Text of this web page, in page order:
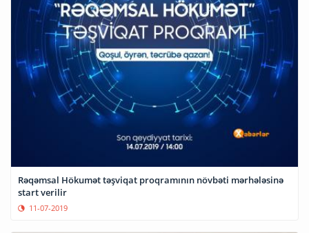
Rəqəmsal Hökumət təşviqat proqramının növbəti mərhələsinə
start verilir
11-07-2019